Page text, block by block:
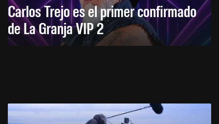
Carlos Trejo es el primer confirmado
de La Granja VIP 2